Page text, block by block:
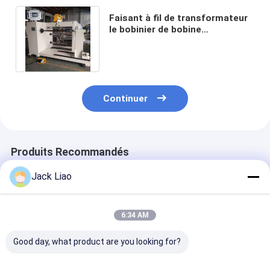
Faisant à fil de transformateur
le bobinier de bobine
Continuer
Produits Recommandés
Jack Liao
6:34 AM
Good day, what product are you looking for?